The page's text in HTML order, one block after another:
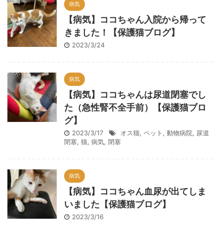
病気
【病気】ココちゃん入院から帰って
きました！【保護猫ブログ】
2023/3/24
病気
【病気】ココちゃんは尿道閉塞でし
た（急性腎不全手前）【保護猫ブロ
グ】
2023/3/17 オス猫, ペット , 動物病院, 尿道
閉塞, 猫, 病気, 閉塞
病気
【病気】ココちゃん血尿が出てしま
いました【保護猫ブログ】
2023/3/16